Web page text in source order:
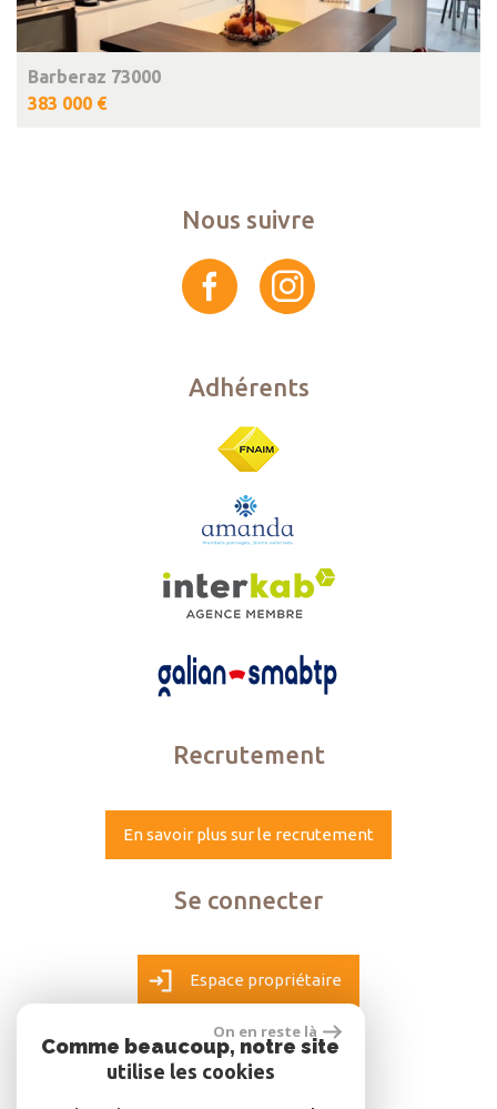
Barberaz 73000
383 000 €
Nous suivre
Adhérents
Recrutement
En savoir plus sur le recrutement
Se connecter
Espace propriétaire
réalisé par
On en reste là
Comme beaucoup, notre site
utilise les cookies